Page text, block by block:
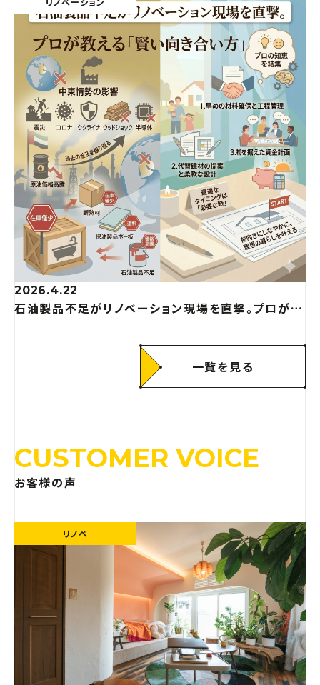
2026.4.22
石油製品不足がリノベーション現場を直撃。プロが教
一覧を見る
CUSTOMER VOICE
お客様の声
リノベ